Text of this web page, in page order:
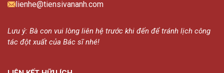
lienhe@tiensivananh.com
Lưu ý: Bà con vui lòng liên hệ trước khi đến để tránh lịch công
tác đột xuất của Bác sĩ nhé!